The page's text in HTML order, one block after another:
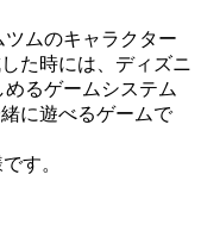
ムのキャラクター
た時には、ディズニ
るゲームシステム
に遊べるゲームで
す。